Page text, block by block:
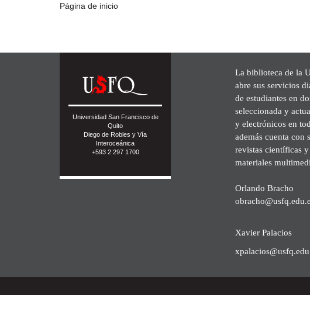
Página de inicio
Universidad San Francisco de
Quito
Diego de Robles y Vía
Interoceánica
+593 2 297 1700
La biblioteca de la
abre sus servicios
de estudiantes en
seleccionada y
y electrónicos en
además cuenta con
revistas científicas
materiales
Orlando Bracho
Xavier Palacios